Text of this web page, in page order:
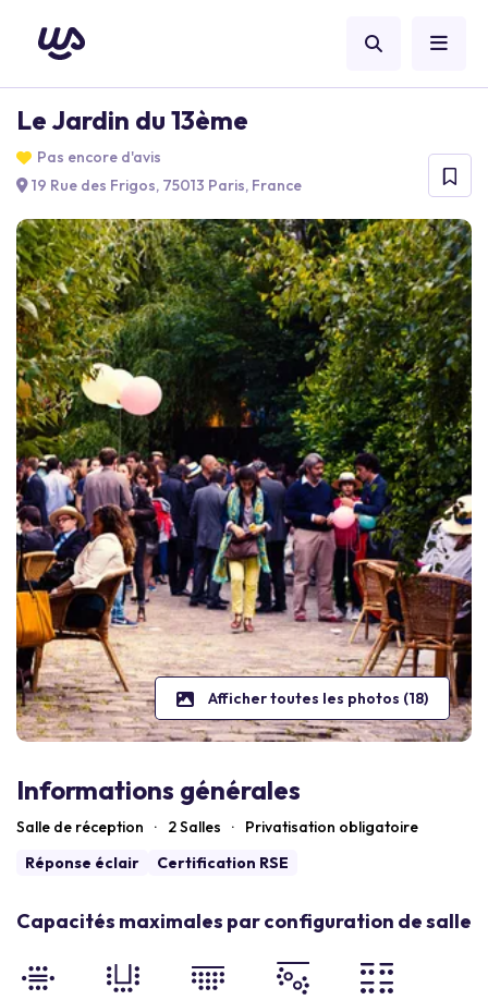
Le Jardin du 13ème
Pas encore d'avis
19 Rue des Frigos, 75013 Paris, France
Afficher toutes les photos (18)
Informations générales
Salle de réception · 2 Salles ·
Privatisation obligatoire
Réponse éclair
Certification RSE
Capacités maximales par configuration de salle